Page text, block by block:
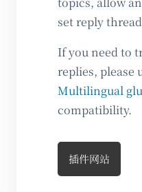
set reply
If you need to
replies, please
Multilingual
compatibility.
插件网站